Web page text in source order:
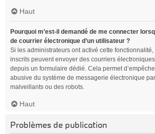
Haut
Pourquoi m’est-il demandé de me connecter
de courrier électronique d’un utilisateur ?
Si les administrateurs ont activé cette
inscrits peuvent envoyer des courriers
depuis un formulaire dédié. Cela permet
abusive du système de messagerie électronique
malveillants ou des robots.
Haut
Problèmes de publication